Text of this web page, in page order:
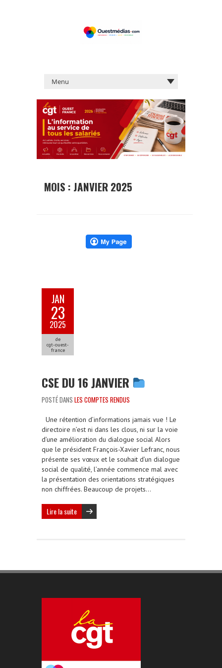
MOIS : JANVIER 2025
JAN
23
2025
de
cgt-ouest-
france
CSE DU 16 JANVIER
POSTÉ DANS LES COMPTES RENDUS
Une rétention d’informations jamais vue ! Le
directoire n’est ni dans les clous, ni sur la voie
d’une amélioration du dialogue social Alors
que le président François-Xavier Lefranc, nous
présente ses vœux et le souhait d’un dialogue
social de qualité, l’année commence mal avec
la présentation des orientations stratégiques
non chiffrées. Beaucoup de projets…
Lire la suite